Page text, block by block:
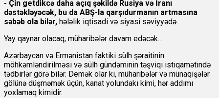
- Çin getdikcə daha açıq şəkildə Rusiya və İranı
dəstəkləyəcək, bu da ABŞ-la qarşıdurmanın artmasına
səbəb ola bilər, hələlik iqtisadi və siyasi səviyyədə.
Yay qaynar olacaq, müharibələr davam edəcək...
Azərbaycan və Ermənistan faktiki sülh şəraitinin
möhkəmləndirilməsi və sülh gündəminin təşviqi istiqamətində
tədbirlər görə bilər. Demək olar ki, müharibələr və münaqişələr
gölünə düşməmək üçün, kanat yolundakı kimi, hər addımı
yoxlamaq kimidir.